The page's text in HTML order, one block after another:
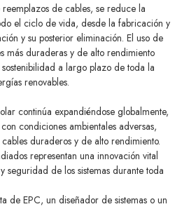
de cables, se reduce la
el ciclo de vida, desde la fabricación y
y su posterior eliminación. El uso de
más duraderas y de alto rendimiento
a largo plazo de toda la
renovables.
continúa expandiéndose globalmente,
condiciones ambientales adversas,
duraderos y de alto rendimiento.
representan una innovación vital
de los sistemas durante toda
de EPC, un diseñador de sistemas o un